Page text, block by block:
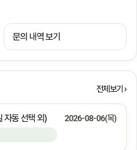
문의 내역 보기
전체보기
자동 선택 외) 2026-08-06(목)